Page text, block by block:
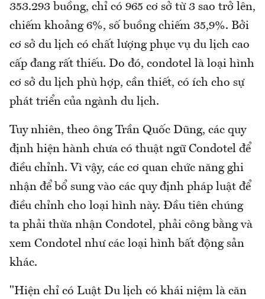
353.293 buồng, chỉ có 965 cơ sở từ 3 sao trở lên,
chiếm khoảng 6%, số buồng chiếm 35,9%. Bởi
cơ sở du lịch có chất lượng phục vụ du lịch cao
cấp đang rất thiếu. Do đó, condotel là loại hình
cơ sở du lịch phù hợp, cần thiết, có ích cho sự
phát triển của ngành du lịch.
Tuy nhiên, theo ông Trần Quốc Dũng, các quy
định hiện hành chưa có thuật ngữ Condotel để
điều chỉnh. Vì vậy, các cơ quan chức năng ghi
nhận để bổ sung vào các quy định pháp luật để
điều chỉnh cho loại hình này. Đầu tiên chúng
ta phải thừa nhận Condotel, phải công bằng và
xem Condotel như các loại hình bất động sản
khác.
"Hiện chỉ có Luật Du lịch có khái niệm là căn